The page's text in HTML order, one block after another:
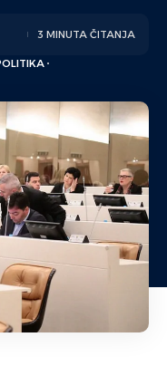
3 MINUTA ČITANJA